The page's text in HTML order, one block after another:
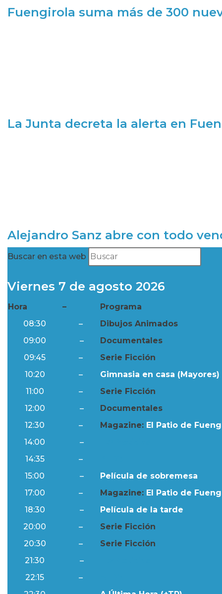
Fuengirola suma más de 300
La Junta decreta la alerta en
Alejandro Sanz abre con todo
Buscar en esta web
Viernes 7 de agosto 2026
Hora –
Programa
08:30
–
Dibujos Animados
09:00
–
Documentales
09:45
–
Serie Ficción
10:20
–
Gimnasia en casa (Mayores)
11:00
–
Serie Ficción
12:00
–
Documentales
12:30
– Magazine: El Patio de
14:00
–
14:35
–
15:00
–
Película de sobremesa
17:00
– Magazine: El Patio de
18:30
–
Película de la tarde
20:00
–
Serie Ficción
20:30
–
Serie Ficción
21:30
–
22:15
–